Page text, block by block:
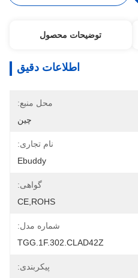
توضیحات محصول
اطلاعات دقیق
محل منبع:
چین
نام تجاری:
Ebuddy
گواهی:
CE,ROHS
شماره مدل:
TGG.1F.302.CLAD42Z
پیکربندی: